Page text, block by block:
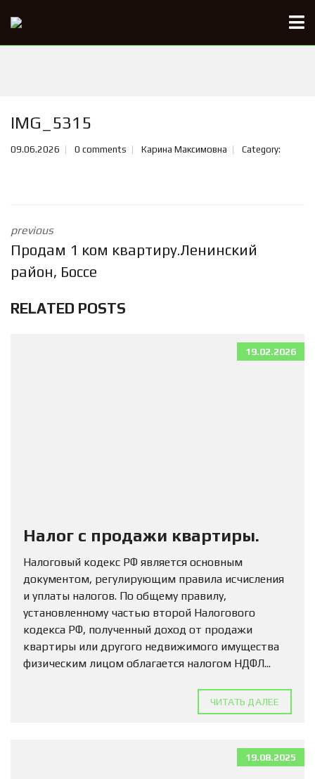
IMG_5315
09.06.2026 0 comments Карина Максимовна Category:
previous
Продам 1 ком квартиру.Ленинский
район, Боссе
RELATED POSTS
19.02.2026
Налог с продажи квартиры.
Налоговый кодекс РФ является основным
документом, регулирующим правила исчисления
и уплаты налогов. По общему правилу,
установленному частью второй Налогового
кодекса РФ, полученный доход от продажи
квартиры или другого недвижимого имущества
физическим лицом облагается налогом НДФЛ...
ЧИТАТЬ ДАЛЕЕ
19.08.2025